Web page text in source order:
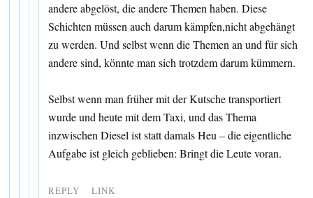
andere abgelöst, die andere Themen haben. Diese
Schichten müssen auch darum kämpfen,nicht abgehängt
zu werden. Und selbst wenn die Themen an und für sich
andere sind, könnte man sich trotzdem darum kümmern.
Selbst wenn man früher mit der Kutsche transportiert
wurde und heute mit dem Taxi, und das Thema
inzwischen Diesel ist statt damals Heu – die eigentliche
Aufgabe ist gleich geblieben: Bringt die Leute voran.
REPLY LINK